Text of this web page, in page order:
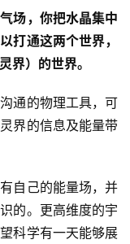
场，你把水晶集中
打通这两个世界，
界）的世界。
通的物理工具，可
界的信息及能量带
自己的能量场，并
的。更高维度的宇
科学有一天能够展